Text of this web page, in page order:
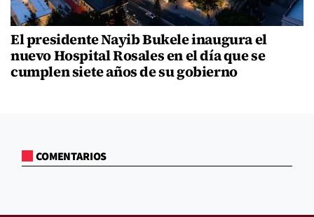
El presidente Nayib Bukele inaugura el
nuevo Hospital Rosales en el día que se
cumplen siete años de su gobierno
COMENTARIOS